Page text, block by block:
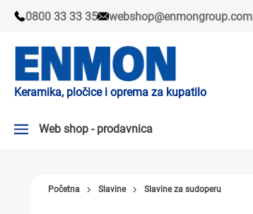
0800 33 33 35 webshop@enmongroup.com
Keramika, pločice i oprema za kupatilo
Web shop - prodavnica
PLOČICE
Početna Slavine Slavine za sudoperu